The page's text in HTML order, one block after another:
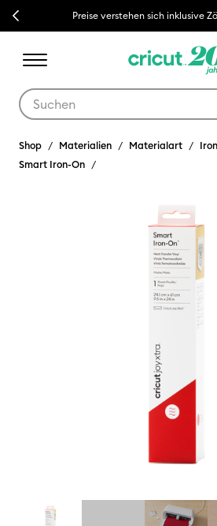
Previous Preise verstehen sich inklusive
Shop Materialien Materialart
Smart Iron-On